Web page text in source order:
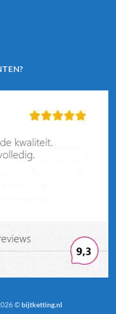
© bijtketting.nl